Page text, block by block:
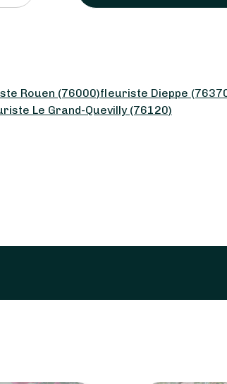
Rouen (76000)fleuriste Dieppe
Le Grand-Quevilly (76120)